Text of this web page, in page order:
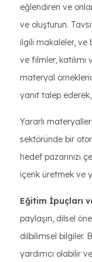
eğlendiren ve
ve oluşturun.
ilgili makaleler, ve
ve filmler,
materyal
yanıt talep
Yararlı
sektöründe bir
hedef pazarınızı
içerik üretmek ve
Eğitim İpuçları
paylaşın, dilsel
dilbilimsel bilgiler.
yardımcı olabilir